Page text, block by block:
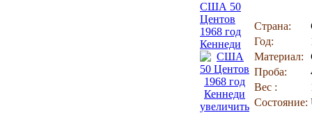
США 50
Центов
1968 год
Кеннеди
увеличить
Страна:
Год:
Материал:
Проба:
Вес :
Состояние: